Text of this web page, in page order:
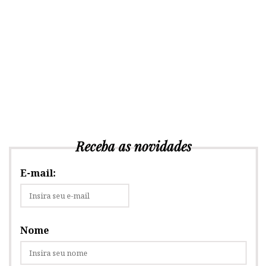
Receba as novidades
E-mail:
Nome